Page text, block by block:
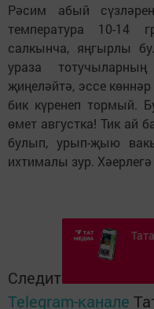
Рәсим абый
температура 10-14
салкынча, яңгырлы
ураза
җиңеләйтә, эссе
бик күренеп тормый.
өмет августка! Тик ай
булып, урып-җыю
ихтималы зур.
Следите за самым
Telegram-канале